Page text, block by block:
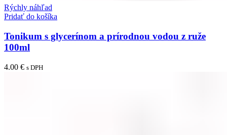
Rýchly náhľad
Pridať do košíka
Tonikum s glycerínom a prírodnou vodou z ruže
100ml
4.00 € s DPH